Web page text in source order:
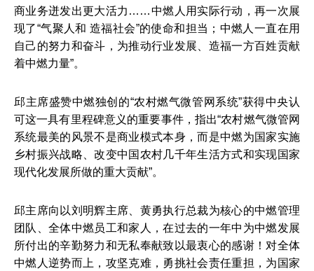
商业务迸发出更大活力……中燃人用实际行动，再一次展
现了“气聚人和 造福社会”的使命和担当；中燃人一直在用
自己的努力和奋斗，为推动行业发展、造福一方百姓贡献
着中燃力量”。
邱主席盛赞中燃独创的“农村燃气微管网系统”获得中央认
可这一具有里程碑意义的重要事件，指出“农村燃气微管网
系统最美的风景不是商业模式本身，而是中燃为国家实施
乡村振兴战略、改变中国农村几千年生活方式和实现国家
现代化发展所做的重大贡献”。
邱主席向以刘明辉主席、黄勇执行总裁为核心的中燃管理
团队、全体中燃员工和家人，在过去的一年中为中燃发展
所付出的辛勤努力和无私奉献致以最衷心的感谢！对全体
中燃人逆势而上，攻坚克难，勇挑社会责任重担，为国家